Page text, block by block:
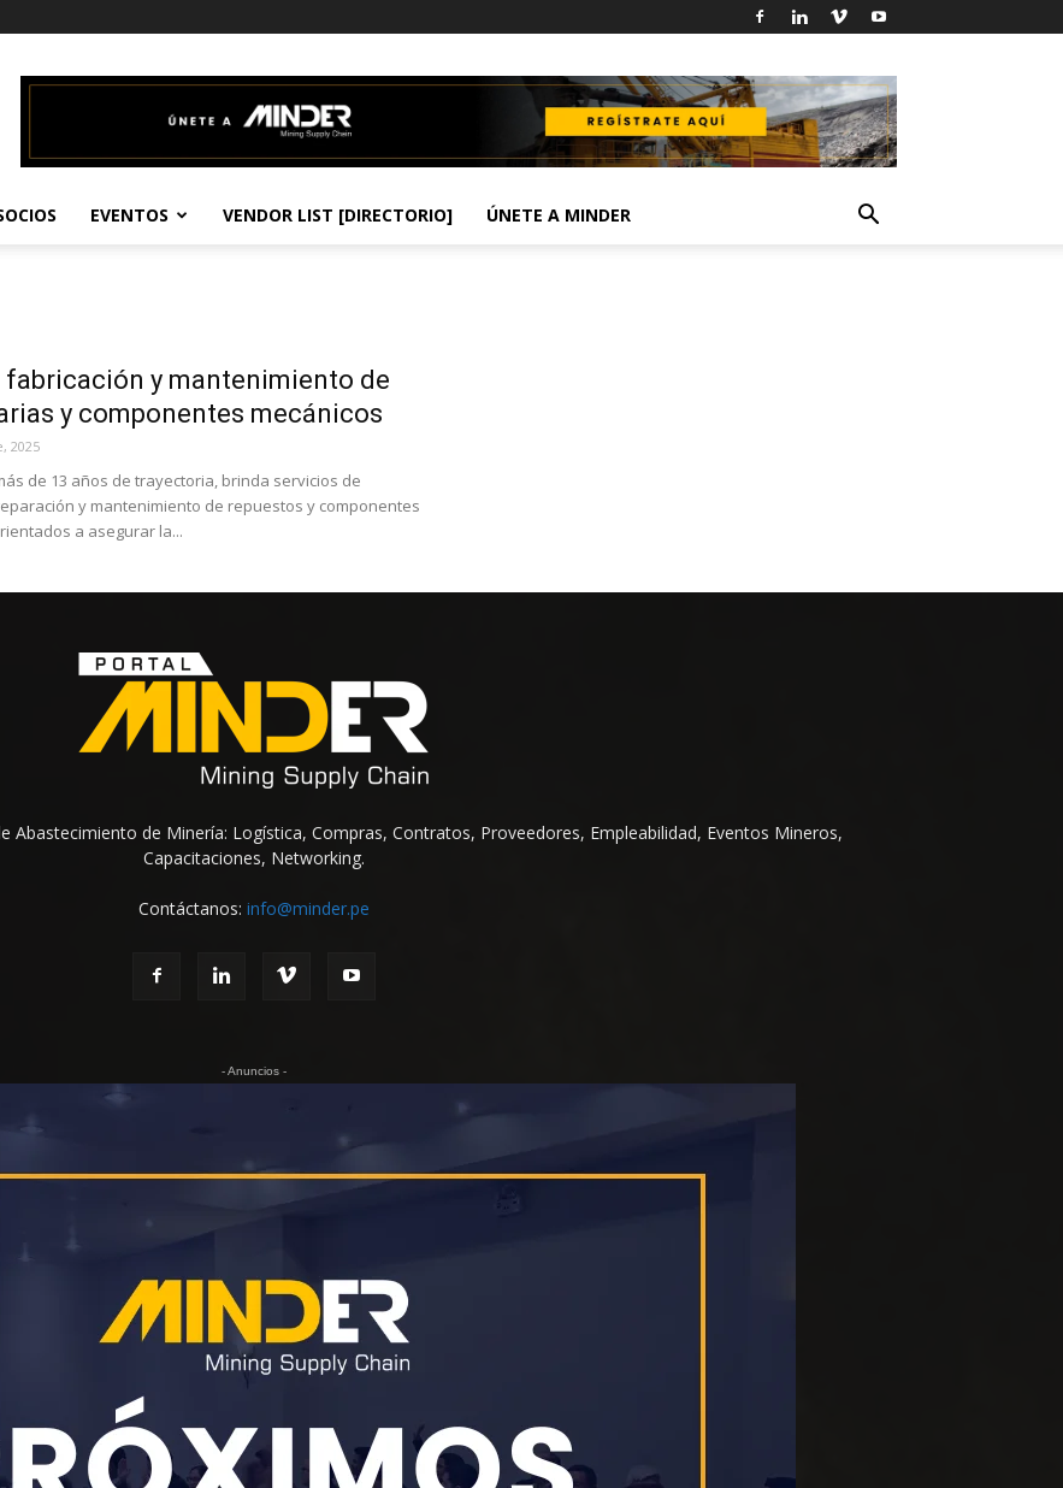
EVENTOS VENDOR LIST [DIRECTORIO] ÚNETE A MINDER
fabricación y mantenimiento de
y componentes mecánicos
2025
de 13 años de trayectoria, brinda servicios de
y mantenimiento de repuestos y componentes
a asegurar la...
Abastecimiento de Minería: Logística, Compras, Contratos, Proveedores, Empleabilidad, Eventos Mineros,
Capacitaciones, Networking.
Contáctanos: info@minder.pe
- Anuncios -